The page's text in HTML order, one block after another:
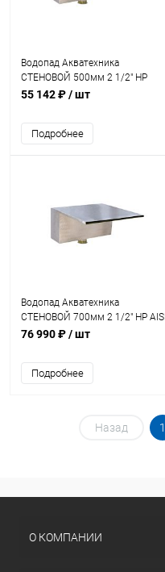
Водопад Акватехника
СТЕНОВОЙ 500мм 2 1/2" НР
(стена) (AT01.18)
55 142 ₽/ шт
Подробнее
Водопад Акватехника
СТЕНОВОЙ 700мм 2 1/2" НР AISI
316 (стена) (AT01.45M)
76 990 ₽/ шт
Подробнее
Назад 1
О КОМПАНИИ